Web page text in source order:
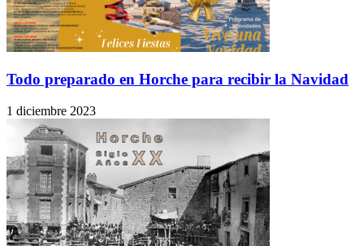
Todo preparado en Horche para recibir la Navidad
1 diciembre 2023